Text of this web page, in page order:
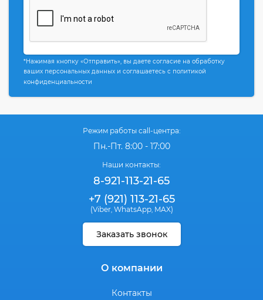
*Нажимая кнопку «Отправить», вы даете согласие на обработку
ваших персональных данных и соглашаетесь с политикой
конфиденциальности
Режим работы call-центра:
Пн.-Пт. 8:00 - 17:00
Наши контакты:
8-921-113-21-65
+7 (921) 113-21-65
(Viber, WhatsApp, MAX)
Заказать звонок
О компании
Контакты